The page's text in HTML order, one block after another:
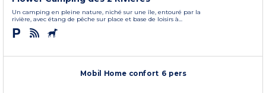
Un camping en pleine nature, niché sur une île, entouré par la
rivière, avec étang de pêche sur place et base de loisirs à...
Mobil Home confort 6 pers